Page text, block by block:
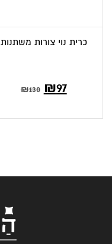
כרית נוי צורות משתנות
₪130 המחיר
₪97המחיר